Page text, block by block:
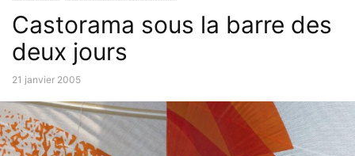
Castorama sous la barre des
deux jours
21 janvier 2005